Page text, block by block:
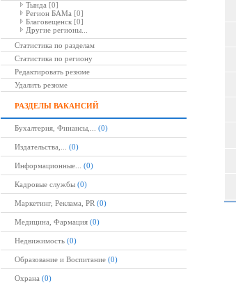
Тында [0]
Регион БАМа [0]
Благовещенск [0]
Другие регионы...
Статистика по разделам
Статистика по региону
Редактировать резюме
Удалить резюме
РАЗДЕЛЫ ВАКАНСИЙ
Бухалтерия, Финансы,... (0)
Издательства,... (0)
Информационные... (0)
Кадровые службы (0)
Маркетинг, Реклама, PR (0)
Медицина, Фармация (0)
Недвижимость (0)
Образование и Воспитание (0)
Охрана (0)